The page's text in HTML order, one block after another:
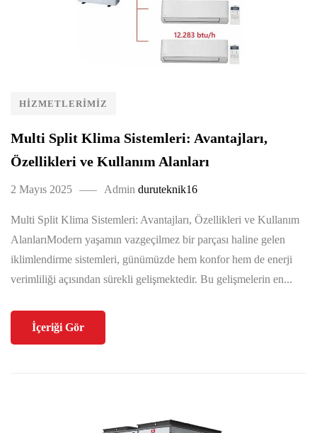
HIZMETLERIMIZ
Multi Split Klima Sistemleri: Avantajları,
Özellikleri ve Kullanım Alanları
2 Mayıs 2025 Admin duruteknik16
Multi Split Klima Sistemleri: Avantajları, Özellikleri ve Kullanım
AlanlarıModern yaşamın vazgeçilmez bir parçası haline gelen
iklimlendirme sistemleri, günümüzde hem konfor hem de enerji
verimliliği açısından sürekli gelişmektedir. Bu gelişmelerin en...
İçeriği Gör